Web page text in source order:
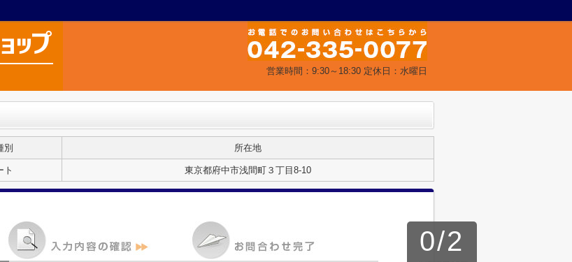
営業時間：9:30～18:30 定休日：水曜日
別 所在地
ト 東京都府中市浅間町３丁目8-10
0/2